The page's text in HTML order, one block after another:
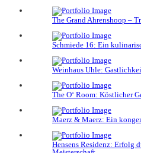
The Grand Ahrenshoop –
Schmiede 16: Ein
Weinhaus Uhle:
The O‘ Room: Köstlicher
Maerz & Maerz: Ein
Hensens Residenz: Erfolg